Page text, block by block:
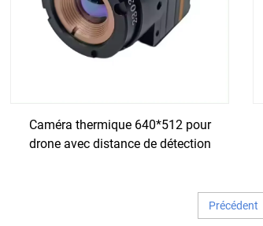
Caméra thermique 640*512 pour
drone avec distance de détection
Précédent